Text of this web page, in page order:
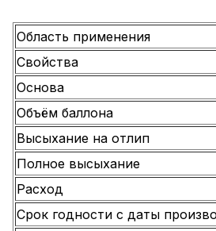
Область применения
Свойства
Основа
Объём баллона
Высыхание на отлип
Полное высыхание
Расход
Срок годности с даты